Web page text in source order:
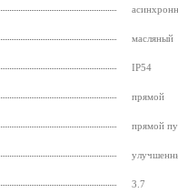
масляный
IP54
прямой
прямой
3.7